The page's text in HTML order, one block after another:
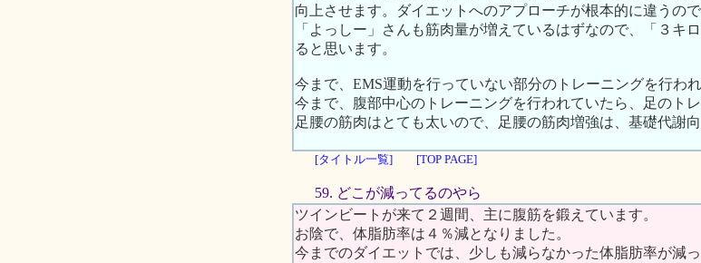
向上させます。ダイエットへのアプローチが根本的に違うので
「よっしー」さんも筋肉量が増えているはずなので、「３キ
ると思います。
今まで、EMS運動を行っていない部分のトレーニングを行わ
今まで、腹部中心のトレーニングを行われていたら、足のト
足腰の筋肉はとても太いので、足腰の筋肉増強は、基礎代謝向
[タイトル一覧] [TOP PAGE]
59. どこが減ってるのやら
ツインビートが来て２週間、主に腹筋を鍛えています。
お陰で、体脂肪率は４％減となりました。
今までのダイエットでは、少しも減らなかった体脂肪率が減